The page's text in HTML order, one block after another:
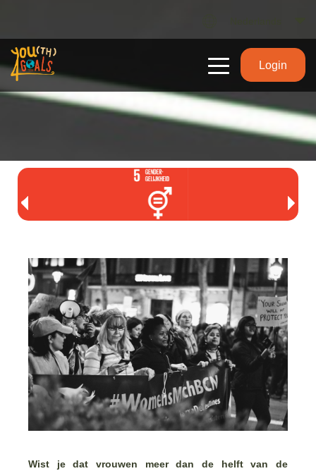
Login
Wist je dat vrouwen meer dan de helft van de